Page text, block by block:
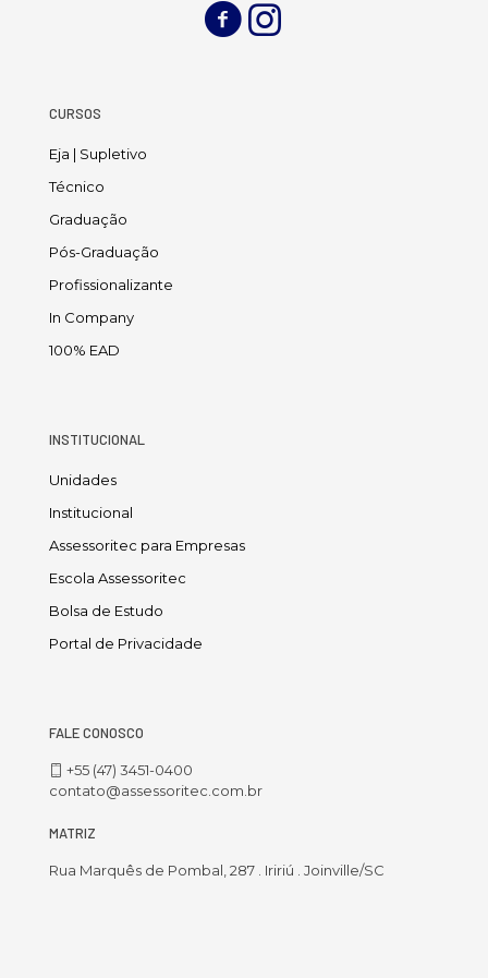
CURSOS
Eja | Supletivo
Técnico
Graduação
Pós-Graduação
Profissionalizante
In Company
100% EAD
INSTITUCIONAL
Unidades
Institucional
Assessoritec para Empresas
Escola Assessoritec
Bolsa de Estudo
Portal de Privacidade
FALE CONOSCO
+55 (47) 3451-0400
contato@assessoritec.com.br
MATRIZ
Rua Marquês de Pombal, 287 . Iririú . Joinville/SC